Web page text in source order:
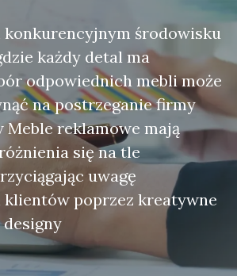
konkurencyjnym środowisku
każdy detal ma
odpowiednich mebli może
na postrzeganie firmy
reklamowe mają
się na tle
uwagę
poprzez kreatywne